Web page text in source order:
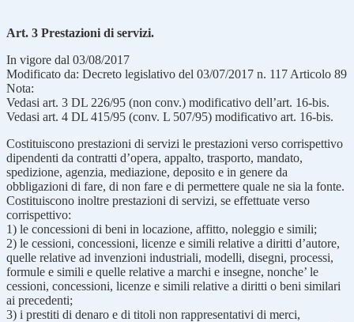
Art. 3 Prestazioni di servizi.
In vigore dal 03/08/2017
Modificato da: Decreto legislativo del 03/07/2017 n. 117 Articolo 89
Nota:
Vedasi art. 3 DL 226/95 (non conv.) modificativo dell’art. 16-bis.
Vedasi art. 4 DL 415/95 (conv. L 507/95) modificativo art. 16-bis.
Costituiscono prestazioni di servizi le prestazioni verso corrispettivo
dipendenti da contratti d’opera, appalto, trasporto, mandato,
spedizione, agenzia, mediazione, deposito e in genere da
obbligazioni di fare, di non fare e di permettere quale ne sia la fonte.
Costituiscono inoltre prestazioni di servizi, se effettuate verso
corrispettivo:
1) le concessioni di beni in locazione, affitto, noleggio e simili;
2) le cessioni, concessioni, licenze e simili relative a diritti d’autore,
quelle relative ad invenzioni industriali, modelli, disegni, processi,
formule e simili e quelle relative a marchi e insegne, nonche’ le
cessioni, concessioni, licenze e simili relative a diritti o beni similari
ai precedenti;
3) i prestiti di denaro e di titoli non rappresentativi di merci,